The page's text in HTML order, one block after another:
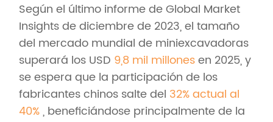
Según el último informe de Global Market
Insights de diciembre de 2023, el tamaño
del mercado mundial de miniexcavadoras
superará los USD 9,8 mil millonesen 2025, y
se espera que la participación de los
fabricantes chinos salte del 32% actual al
40%, beneficiándose principalmente de la